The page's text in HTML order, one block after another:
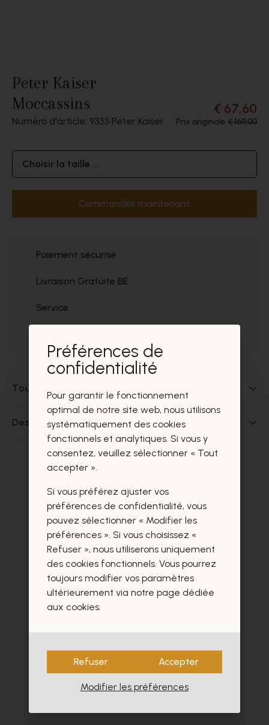
Peter Kaiser
Moccassins
Numéro d'article: 9333 Peter Kaiser
€ 67,60
Prix originale € 169,00
Choisir la taille ...
Commander maintenant
Paiement sécurisé
Livraison Gratuite BE
Service
Tout sur ce produit
Des questions sur ce produit?
Ces produits vous intéresseront
certainement aussi.
Préférences de
confidentialité
Pour garantir le fonctionnement
optimal de notre site web, nous utilisons
systématiquement des cookies
fonctionnels et analytiques. Si vous y
consentez, veuillez sélectionner « Tout
accepter ».
Si vous préférez ajuster vos
préférences de confidentialité, vous
pouvez sélectionner « Modifier les
préférences ». Si vous choisissez «
Refuser », nous utiliserons uniquement
des cookies fonctionnels. Vous pourrez
toujours modifier vos paramètres
ultérieurement via notre page dédiée
aux cookies.
Refuser Accepter
Modifier les préférences